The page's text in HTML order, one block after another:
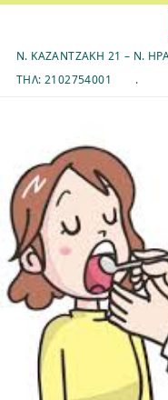
content
Ν. ΚΑΖΑΝΤΖΆΚΗ 21 – Ν.
ΤΗΛ: 2102754001
.
7ο Δημοτικό